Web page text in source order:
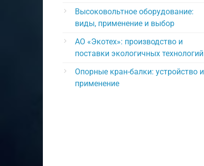
Высоковольтное оборудование:
виды, применение и выбор
АО «Экотех»: производство и
поставки экологичных технологий
Опорные кран-балки: устройство и
применение